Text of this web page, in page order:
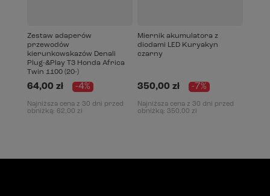
Zestaw adaperów
przewodów
kierunkowskazów Denali
Plug-&Play T3 Honda Africa
Twin 1100 (20-)
64,00 zł -4%
Najniższa cena z 30 dni przed
obniżką: 62,00 zł
Miernik akumulatora z
diodami LED Kuryakyn
czarny
350,00 zł -7%
Najniższa cena z 30 dni przed
obniżką: 350,00 zł